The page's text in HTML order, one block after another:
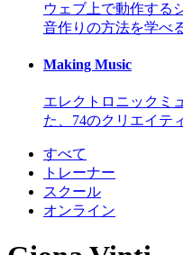
ウェブ上で動作する
音作りの方法を学べ
Making Music
エレクトロニックミ
た、74のクリエイテ
すべて
トレーナー
スクール
オンライン